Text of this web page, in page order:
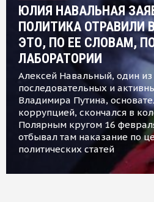
ЮЛИЯ НАВАЛЬНАЯ
ПОЛИТИКА ОТРАВИЛИ
ЭТО, ПО ЕЕ СЛОВАМ,
ЛАБОРАТОРИИ
Алексей Навальный, один из
последовательных и
Владимира Путина,
коррупцией, скончался в
Полярным кругом 16
отбывал там наказание по
политических статей